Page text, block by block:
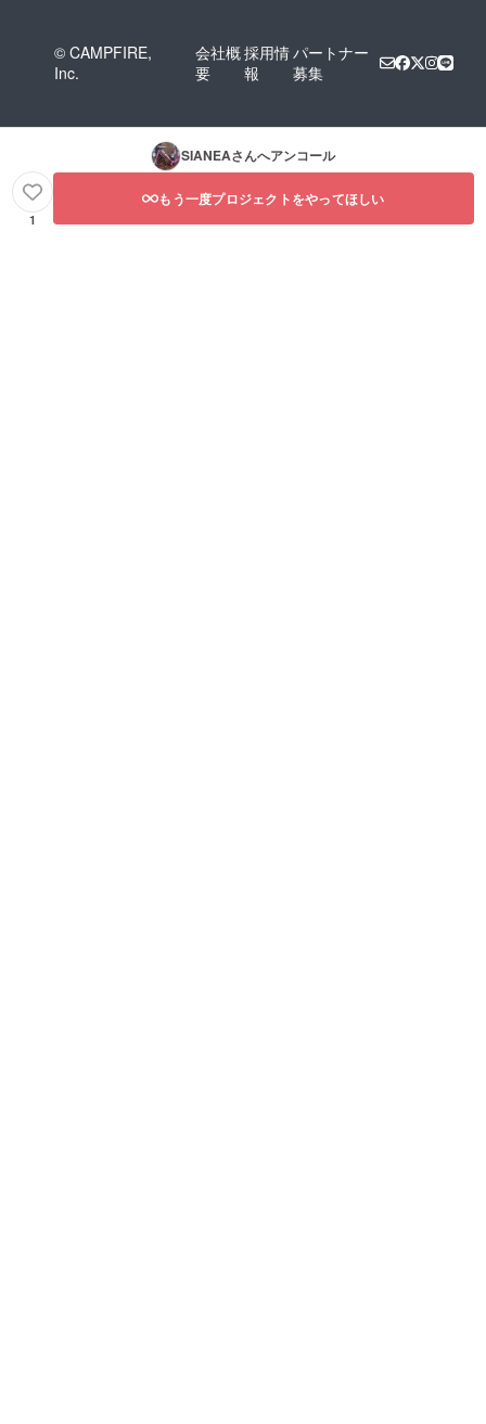
© CAMPFIRE,
Inc.
会社概
要
採用情
報
パートナー
募集
SIANEAさんへアンコール
1
もう一度プロジェクトをやってほしい